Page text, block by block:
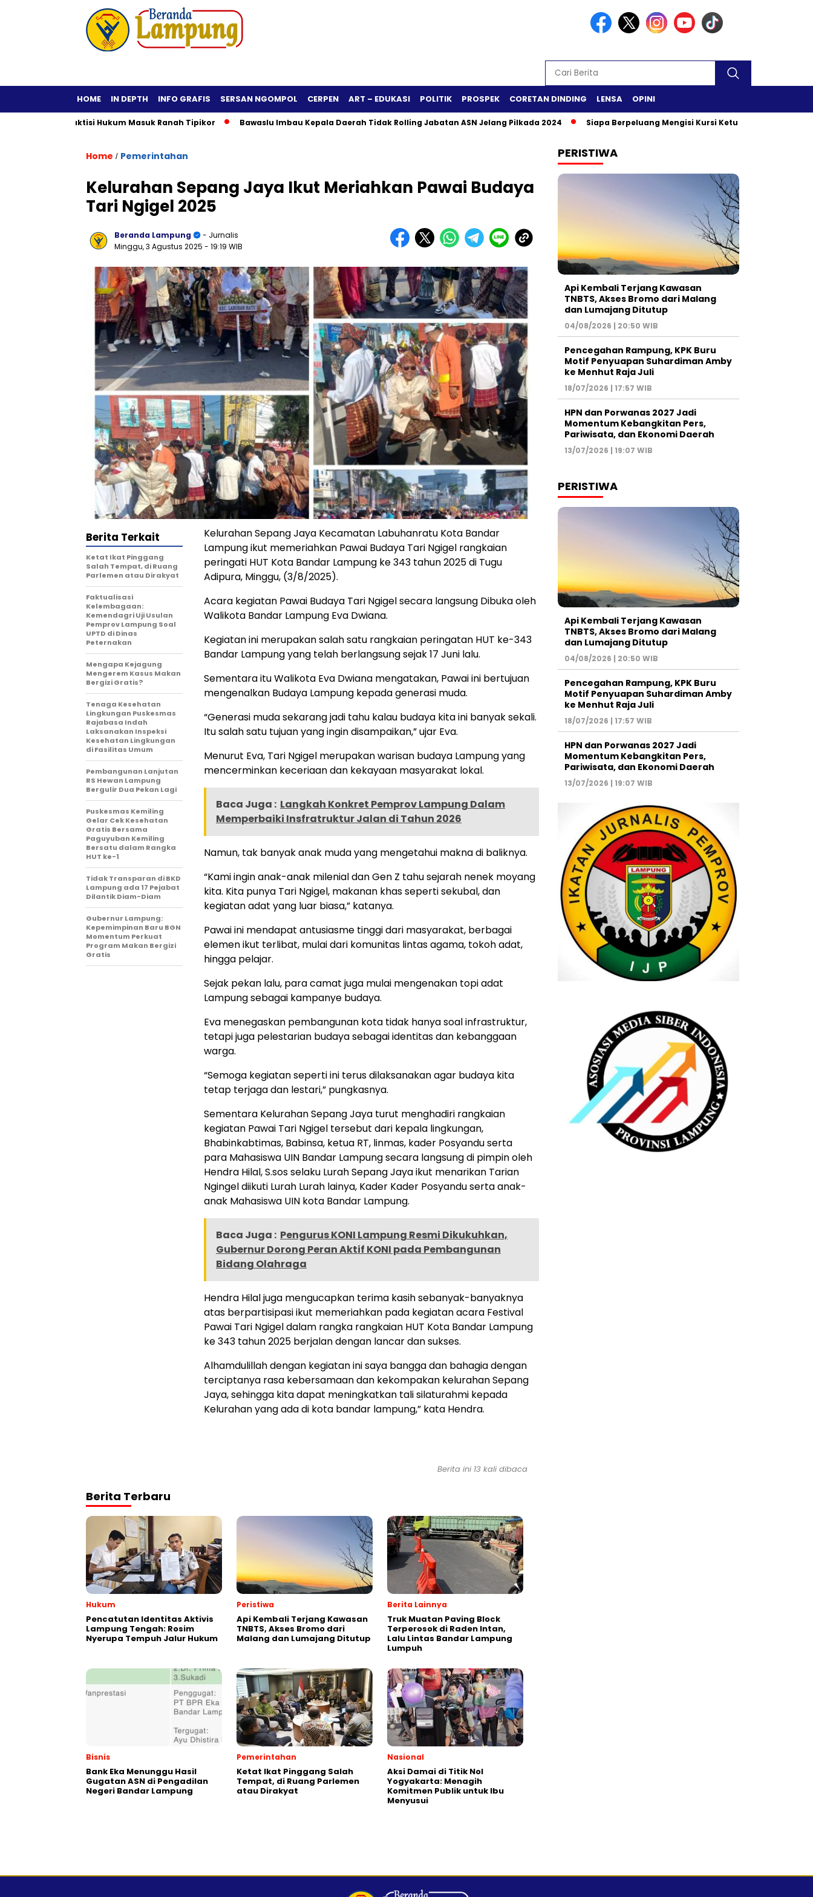
HOME IN DEPTH INFO GRAFIS SERSAN NGOMPOL CERPEN ART – EDUKASI POLITIK PROSPEK CORETAN DINDING LENSA OPINI
Fiktif, Praktisi Hukum Masuk Ranah Tipikor Bawaslu Imbau Kepala Daerah Tidak Rolling Jabatan ASN Jelang Pilkada 2024 Siapa Berpeluang Mengisi Kursi Ketua DPR RI?
Home / Pemerintahan
Kelurahan Sepang Jaya Ikut Meriahkan Pawai Budaya
Tari Ngigel 2025
Beranda Lampung
- Jurnalis
Minggu, 3 Agustus 2025 - 19:19 WIB
Kelurahan Sepang Jaya Kecamatan Labuhanratu Kota Bandar
Lampung ikut memeriahkan Pawai Budaya Tari Ngigel rangkaian
peringati HUT Kota Bandar Lampung ke 343 tahun 2025 di Tugu
Adipura, Minggu, (3/8/2025).
Acara kegiatan Pawai Budaya Tari Ngigel secara langsung Dibuka oleh
Walikota Bandar Lampung Eva Dwiana.
Kegiatan ini merupakan salah satu rangkaian peringatan HUT ke-343
Bandar Lampung yang telah berlangsung sejak 17 Juni lalu.
Sementara itu Walikota Eva Dwiana mengatakan, Pawai ini bertujuan
mengenalkan Budaya Lampung kepada generasi muda.
“Generasi muda sekarang jadi tahu kalau budaya kita ini banyak sekali.
Itu salah satu tujuan yang ingin disampaikan,” ujar Eva.
Menurut Eva, Tari Ngigel merupakan warisan budaya Lampung yang
mencerminkan keceriaan dan kekayaan masyarakat lokal.
Baca Juga : Langkah Konkret Pemprov Lampung Dalam
Memperbaiki Insfratruktur Jalan di Tahun 2026
Namun, tak banyak anak muda yang mengetahui makna di baliknya.
“Kami ingin anak-anak milenial dan Gen Z tahu sejarah nenek moyang
kita. Kita punya Tari Ngigel, makanan khas seperti sekubal, dan
kegiatan adat yang luar biasa,” katanya.
Pawai ini mendapat antusiasme tinggi dari masyarakat, berbagai
elemen ikut terlibat, mulai dari komunitas lintas agama, tokoh adat,
hingga pelajar.
Sejak pekan lalu, para camat juga mulai mengenakan topi adat
Lampung sebagai kampanye budaya.
Eva menegaskan pembangunan kota tidak hanya soal infrastruktur,
tetapi juga pelestarian budaya sebagai identitas dan kebanggaan
warga.
“Semoga kegiatan seperti ini terus dilaksanakan agar budaya kita
tetap terjaga dan lestari,” pungkasnya.
Sementara Kelurahan Sepang Jaya turut menghadiri rangkaian
kegiatan Pawai Tari Ngigel tersebut dari kepala lingkungan,
Bhabinkabtimas, Babinsa, ketua RT, linmas, kader Posyandu serta
para Mahasiswa UIN Bandar Lampung secara langsung di pimpin oleh
Hendra Hilal, S.sos selaku Lurah Sepang Jaya ikut menarikan Tarian
Ngingel diikuti Lurah Lurah lainya, Kader Kader Posyandu serta anak-
anak Mahasiswa UIN kota Bandar Lampung.
Baca Juga : Pengurus KONI Lampung Resmi Dikukuhkan,
Gubernur Dorong Peran Aktif KONI pada Pembangunan
Bidang Olahraga
Hendra Hilal juga mengucapkan terima kasih sebanyak-banyaknya
atas berpartisipasi ikut memeriahkan pada kegiatan acara Festival
Pawai Tari Ngigel dalam rangka rangkaian HUT Kota Bandar Lampung
ke 343 tahun 2025 berjalan dengan lancar dan sukses.
Alhamdulillah dengan kegiatan ini saya bangga dan bahagia dengan
terciptanya rasa kebersamaan dan kekompakan kelurahan Sepang
Jaya, sehingga kita dapat meningkatkan tali silaturahmi kepada
Kelurahan yang ada di kota bandar lampung,” kata Hendra.
Berita Terkait
Ketat Ikat Pinggang
Salah Tempat, di Ruang
Parlemen atau Dirakyat
Faktualisasi
Kelembagaan:
Kemendagri Uji Usulan
Pemprov Lampung Soal
UPTD di Dinas
Peternakan
Mengapa Kejagung
Mengerem Kasus Makan
Bergizi Gratis?
Tenaga Kesehatan
Lingkungan Puskesmas
Rajabasa Indah
Laksanakan Inspeksi
Kesehatan Lingkungan
di Fasilitas Umum
Pembangunan Lanjutan
RS Hewan Lampung
Bergulir Dua Pekan Lagi
Puskesmas Kemiling
Gelar Cek Kesehatan
Gratis Bersama
Paguyuban Kemiling
Bersatu dalam Rangka
HUT ke-1
Tidak Transparan di BKD
Lampung ada 17 Pejabat
Dilantik Diam-Diam
Gubernur Lampung:
Kepemimpinan Baru BGN
Momentum Perkuat
Program Makan Bergizi
Gratis
Berita ini 13 kali dibaca
Berita Terbaru
Hukum
Pencatutan Identitas Aktivis
Lampung Tengah: Rosim
Nyerupa Tempuh Jalur Hukum
Peristiwa
Api Kembali Terjang Kawasan
TNBTS, Akses Bromo dari
Malang dan Lumajang Ditutup
Berita Lainnya
Truk Muatan Paving Block
Terperosok di Raden Intan,
Lalu Lintas Bandar Lampung
Lumpuh
Bisnis
Bank Eka Menunggu Hasil
Gugatan ASN di Pengadilan
Negeri Bandar Lampung
Pemerintahan
Ketat Ikat Pinggang Salah
Tempat, di Ruang Parlemen
atau Dirakyat
Nasional
Aksi Damai di Titik Nol
Yogyakarta: Menagih
Komitmen Publik untuk Ibu
Menyusui
PERISTIWA
Api Kembali Terjang Kawasan
TNBTS, Akses Bromo dari Malang
dan Lumajang Ditutup
04/08/2026 | 20:50 WIB
Pencegahan Rampung, KPK Buru
Motif Penyuapan Suhardiman Amby
ke Menhut Raja Juli
18/07/2026 | 17:57 WIB
HPN dan Porwanas 2027 Jadi
Momentum Kebangkitan Pers,
Pariwisata, dan Ekonomi Daerah
13/07/2026 | 19:07 WIB
PERISTIWA
Api Kembali Terjang Kawasan
TNBTS, Akses Bromo dari Malang
dan Lumajang Ditutup
04/08/2026 | 20:50 WIB
Pencegahan Rampung, KPK Buru
Motif Penyuapan Suhardiman Amby
ke Menhut Raja Juli
18/07/2026 | 17:57 WIB
HPN dan Porwanas 2027 Jadi
Momentum Kebangkitan Pers,
Pariwisata, dan Ekonomi Daerah
13/07/2026 | 19:07 WIB